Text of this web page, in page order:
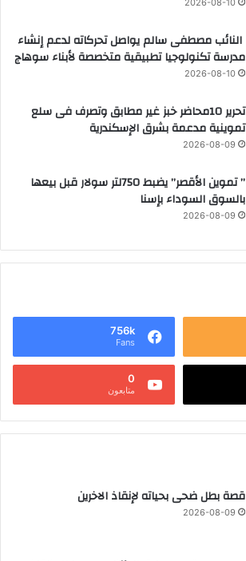
النائب مصطفى سالم يواصل تحركاته لدعم إنشاء
مدرسة تكنولوجيا تطبيقية متخصصة لأبناء سوهاج
2026-08-10
تحرير 10محاضر خبز غير مطابق وتصرف فى سلع
تموينية مدعمة بشرق الإسكندرية
2026-08-09
” تموين الأقصر” يضبط 750لتر سولار قبل بيعها
بالسوق السوداء بإسنا
2026-08-09
756k
Fans
0
متابعون
قصة بطل ضحى بحياته لإنقاذ الاخرين
2026-08-09